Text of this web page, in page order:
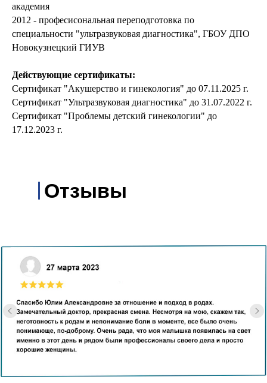
академия
2012 - професисональная переподготовка по
специальности "ультразвуковая диагностика", ГБОУ ДПО
Новокузнецкий ГИУВ
Действующие сертификаты:
Сертификат "Акушерство и гинекология" до 07.11.2025 г.
Сертификат "Ультразвуковая диагностика" до 31.07.2022 г.
Сертификат "Проблемы детский гинекологии" до
17.12.2023 г.
Отзывы